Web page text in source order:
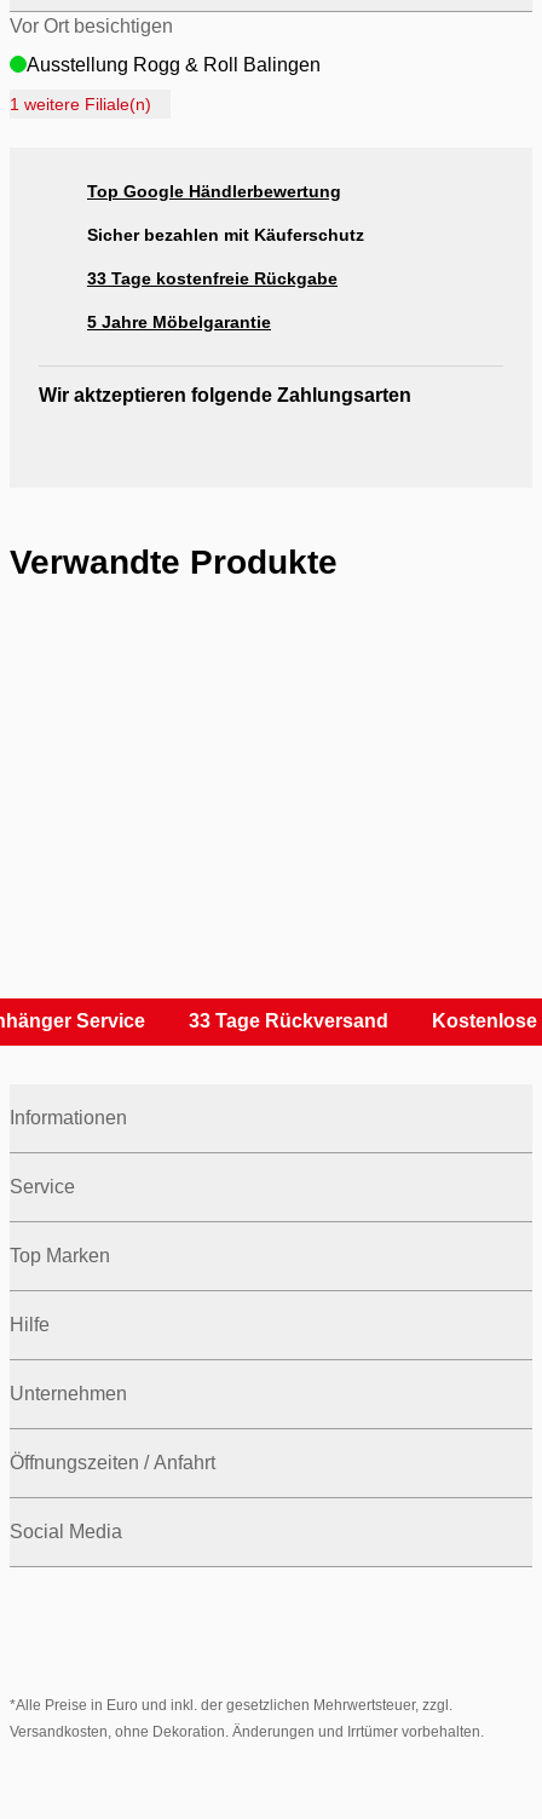
Vor Ort besichtigen
Ausstellung Rogg & Roll Balingen
Ausstellung Rogg Discount Balingen
Ausstellung Möbel Rogg Reutlingen
1 weitere Filiale(n)
Top Google Händlerbewertung
Sicher bezahlen mit Käuferschutz
33 Tage kostenfreie Rückgabe
5 Jahre Möbelgarantie
Wir aktzeptieren folgende Zahlungsarten
Verwandte Produkte
Service 33 Tage Rückversand Kostenlose
Informationen
Service
Top Marken
Hilfe
Unternehmen
Öffnungszeiten / Anfahrt
Social Media
*Alle Preise in Euro und inkl. der gesetzlichen Mehrwertsteuer, zzgl.
Versandkosten, ohne Dekoration. Änderungen und Irrtümer vorbehalten.